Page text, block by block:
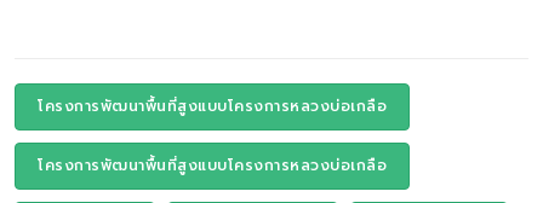
โครงการพัฒนาพื้นที่สูงแบบโครงการหลวงบ่อเกลือ
โครงการพัฒนาพื้นที่สูงแบบโครงการหลวงบ่อเกลือ